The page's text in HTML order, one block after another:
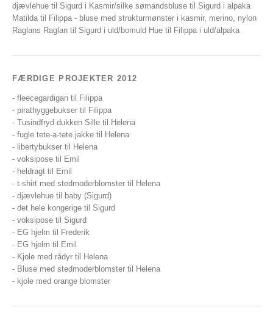
djævlehue til Sigurd i Kasmir/silke sømandsbluse til Sigurd i alpaka
Matilda til Filippa - bluse med strukturmønster i kasmir, merino, nylon
Raglans Raglan til Sigurd i uld/bomuld Hue til Filippa i uld/alpaka
FÆRDIGE PROJEKTER 2012
- fleecegardigan til Filippa
- pirathyggebukser til Filippa
- Tusindfryd dukken Sille til Helena
- fugle tete-a-tete jakke til Helena
- libertybukser til Helena
- voksipose til Emil
- heldragt til Emil
- t-shirt med stedmoderblomster til Helena
- djævlehue til baby (Sigurd)
- det hele kongerige til Sigurd
- voksipose til Sigurd
- EG hjelm til Frederik
- EG hjelm til Emil
- Kjole med rådyr til Helena
- Bluse med stedmoderblomster til Helena
- kjole med orange blomster